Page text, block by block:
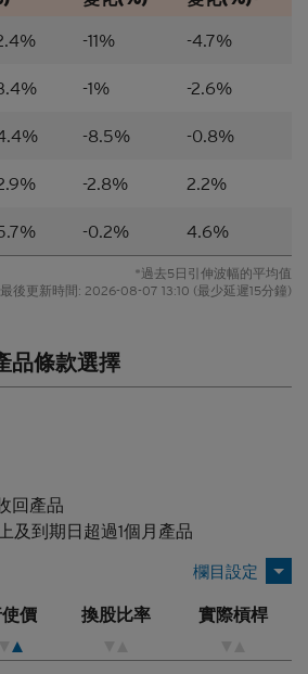
。
料僅供參考及討論用途，並不構
結構性產品（「
結構性產品」）
料並不構成購買或出售結構性產
合約或承諾的依據。本香港網站
人並無對材料進行核實，因此，
準確。材料所載的見解、估計及
撤回而不另行通知，網站擁有人
更新或補充。網站擁有人及/或
、各自的董事、高管人員及/或
」）或任何資料提供者，一
材料在任何用途上的合適性作出任
（不論明示或暗示）。本香港網
參考用途，資訊接收者不應賴作
-11% -4.7%
-1% -2.6%
-8.5% -0.8%
-2.8% 2.2%
-0.2% 4.6%
*過去5日引伸波幅的平均值
最後更新時間: 2026-08-07 13:10 (最少延遲15分鐘)
品條款選擇
回產品
及到期日超過1個月產品
價 換股比率 實際槓桿